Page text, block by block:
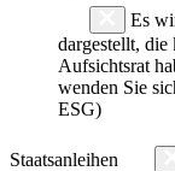
Es
dargestellt, die
Aufsichtsrat
wenden Sie
ESG)
Staatsanleihen